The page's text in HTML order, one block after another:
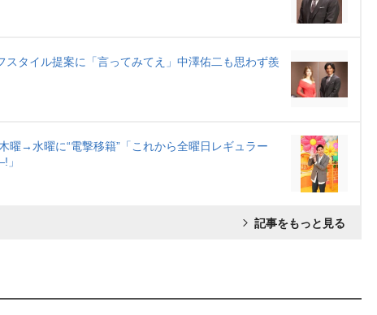
スタイル提案に「言ってみてえ」中澤佑二も思わず羨
曜→水曜に“電撃移籍”「これから全曜日レギュラー
記事をもっと見る